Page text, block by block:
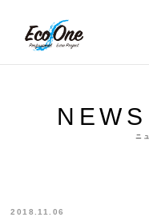
ニ
2018.11.06